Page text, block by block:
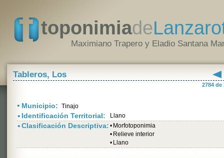
toponimiade
Maximiano Trapero y Eladio Santana
Tableros, Los
2784 de
• Municipio: Tinajo
• Identificación Territorial: Llano
•Clasificación Descriptiva: • Morfotoponimia
• Relieve interior
• Llano